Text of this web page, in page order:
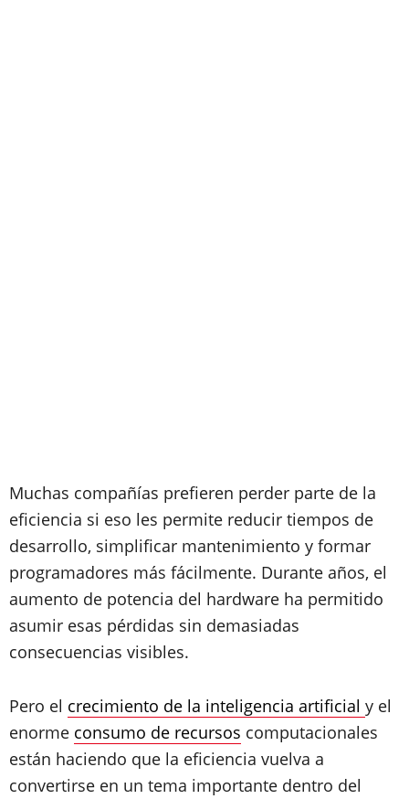
Muchas compañías prefieren perder parte de la
eficiencia si eso les permite reducir tiempos de
desarrollo, simplificar mantenimiento y formar
programadores más fácilmente. Durante años, el
aumento de potencia del hardware ha permitido
asumir esas pérdidas sin demasiadas
consecuencias visibles.
Pero el crecimiento de la inteligencia artificial y el
enorme consumo de recursos computacionales
están haciendo que la eficiencia vuelva a
convertirse en un tema importante dentro del